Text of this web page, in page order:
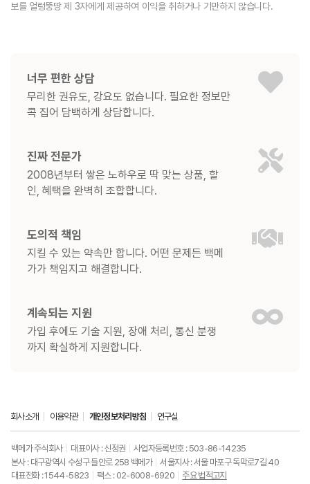
보를 얼렁뚱땅 제 3자에게 제공하여 이익을 취하거나 기만하지 않습니다.
너무 편한 상담
무리한 권유도, 강요도 없습니다. 필요한 정보만
콕 집어 담백하게 상담합니다.
진짜 전문가
2008년부터 쌓은 노하우로 딱 맞는 상품, 할
인, 혜택을 완벽히 조합합니다.
도의적 책임
지킬 수 있는 약속만 합니다. 어떤 문제든 백메
가가 책임지고 해결합니다.
계속되는 지원
가입 후에도 기술 지원, 장애 처리, 통신 분쟁
까지 확실하게 지원합니다.
회사소개 이용약관 개인정보처리방침 연구실
백메가 주식회사 대표이사 : 신정권
사업자등록번호 : 503-86-14235
본사 : 대구광역시 수성구 들안로 258 백메가
서울지사 : 서울 마포구 독막로7길 40
대표전화 : 1544-5823
팩스 : 02-6008-6920
주요 법적고지